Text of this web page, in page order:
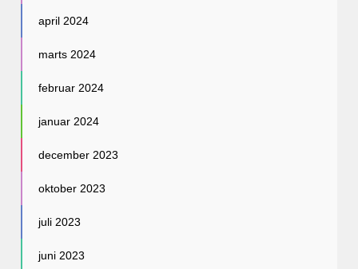
april 2024
marts 2024
februar 2024
januar 2024
december 2023
oktober 2023
juli 2023
juni 2023